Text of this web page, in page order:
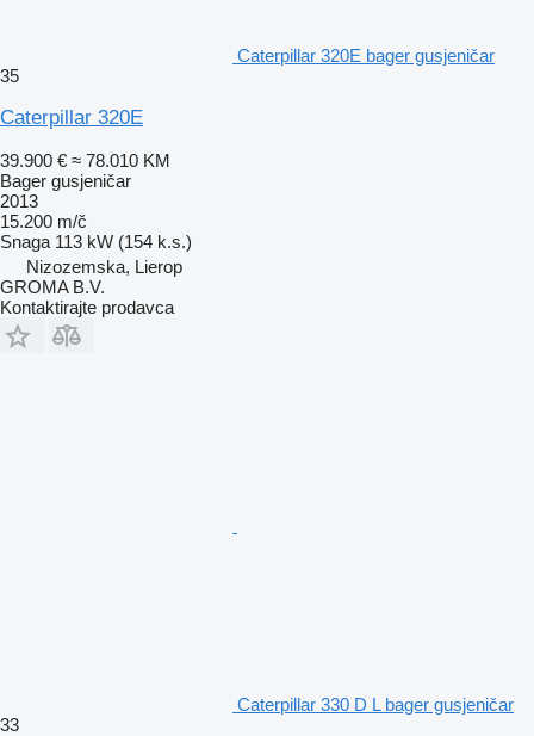
Caterpillar 320E bager gusjeničar
35
Caterpillar 320E
39.900 € ≈ 78.010 KM
Bager gusjeničar
2013
15.200 m/č
Snaga 113 kW (154 k.s.)
Nizozemska, Lierop
GROMA B.V.
Kontaktirajte prodavca
Caterpillar 330 D L bager gusjeničar
33